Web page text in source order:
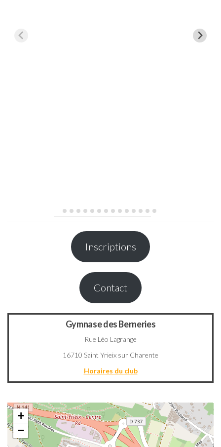
Inscriptions
Contact
Gymnase des Berneries
Rue Léo Lagrange
16710 Saint Yrieix sur Charente
Horaires du club
+
−